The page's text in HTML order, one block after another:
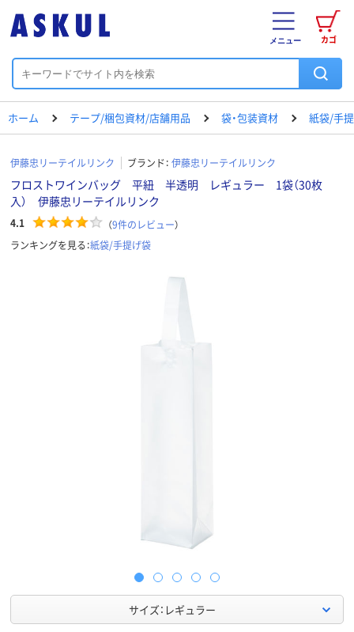
カゴ
メニュー
ホーム テープ/梱包資材/店舗用品 袋・包装資材 紙袋/手
伊藤忠リーテイルリンク ブランド： 伊藤忠リーテイルリンク
フロストワインバッグ 平紐 半透明 レギュラー 1袋（30枚
入） 伊藤忠リーテイルリンク
4.1 （9件のレビュー）
ランキングを見る：紙袋/手提げ袋
サイズ：レギュラー